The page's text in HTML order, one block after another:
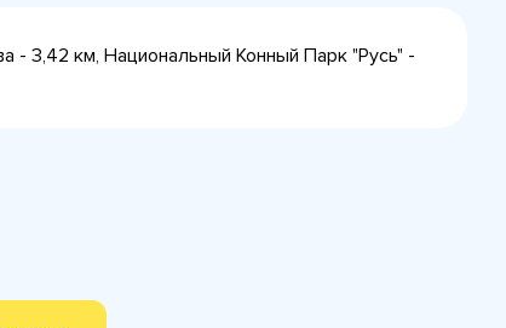
- 3,42 км, Национальный Конный Парк "Русь" -